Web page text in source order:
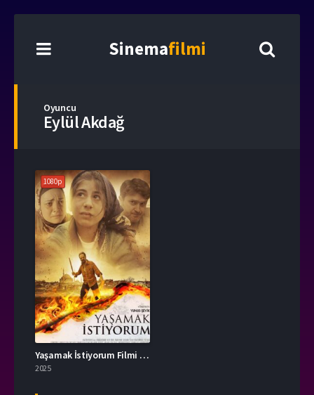
Sinemafilmi
Oyuncu
Eylül Akdağ
1080p
Yaşamak İstiyorum Filmi İzle
2025